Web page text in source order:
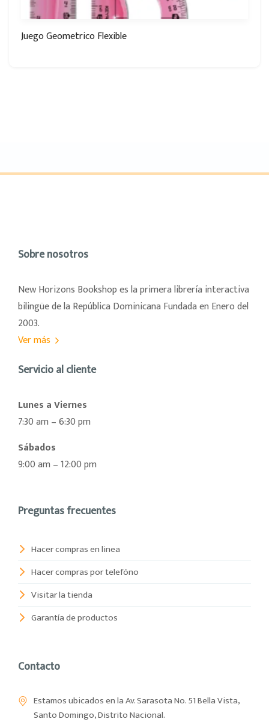
Juego Geometrico Flexible
Sobre nosotros
New Horizons Bookshop es la primera librería interactiva
bilingüe de la República Dominicana Fundada en Enero del
2003.
Ver más
Servicio al cliente
Lunes a Viernes
7:30 am – 6:30 pm
Sábados
9:00 am – 12:00 pm
Preguntas frecuentes
Hacer compras en linea
Hacer compras por telefóno
Visitar la tienda
Garantía de productos
Contacto
Estamos ubicados en la Av. Sarasota No. 51 Bella Vista,
Santo Domingo, Distrito Nacional.